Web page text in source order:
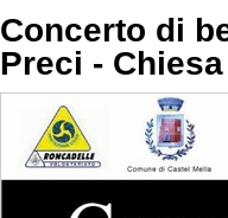
Concerto di
Preci -